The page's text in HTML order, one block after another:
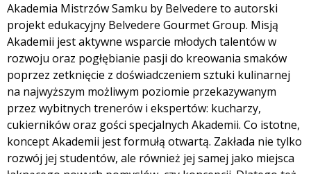
Akademia Mistrzów Samku by Belvedere to autorski
projekt edukacyjny Belvedere Gourmet Group. Misją
Akademii jest aktywne wsparcie młodych talentów w
rozwoju oraz pogłębianie pasji do kreowania smaków
poprzez zetknięcie z doświadczeniem sztuki kulinarnej
na najwyższym możliwym poziomie przekazywanym
przez wybitnych trenerów i ekspertów: kucharzy,
cukierników oraz gości specjalnych Akademii. Co istotne,
koncept Akademii jest formułą otwartą. Zakłada nie tylko
rozwój jej studentów, ale również jej samej jako miejsca